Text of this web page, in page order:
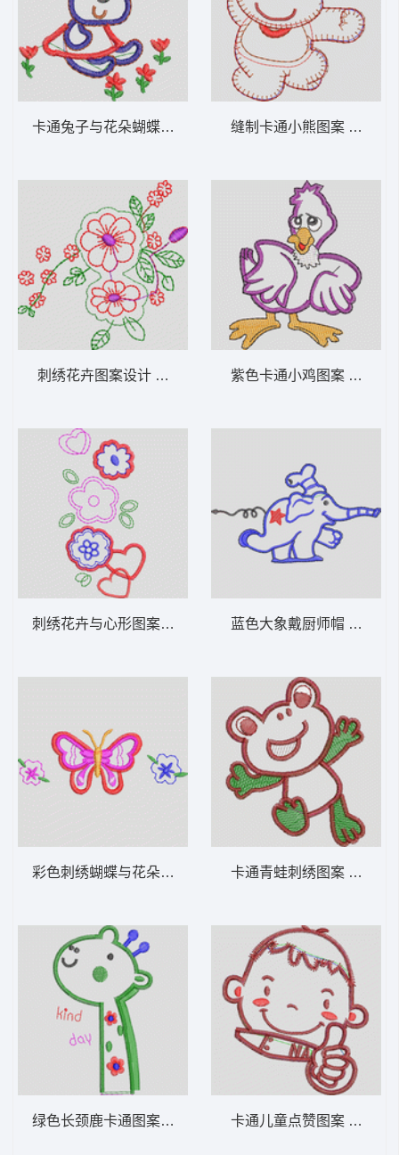
卡通兔子与花朵蝴蝶图案 卡通童装章标贴布
刺绣花卉图案设计 卡通童装章标贴布
刺绣花卉与心形图案设计 卡通童装章标贴布
彩色刺绣蝴蝶与花朵图案 卡通童装章标贴布
绿色长颈鹿卡通图案 卡通童装章标贴布
缝制卡通小熊
紫色卡通小鸡
蓝色大象戴厨
卡通青蛙刺绣
卡通儿童点赞